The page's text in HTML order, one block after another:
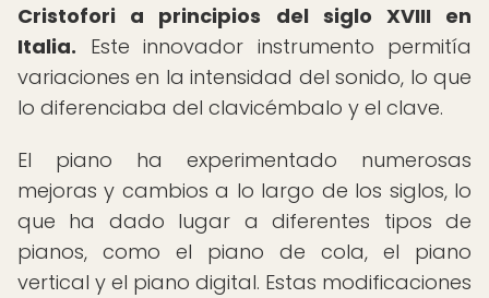
Cristofori a principios del siglo XVIII en
Italia. Este innovador instrumento permitía
variaciones en la intensidad del sonido, lo que
lo diferenciaba del clavicémbalo y el clave.
El piano ha experimentado numerosas
mejoras y cambios a lo largo de los siglos, lo
que ha dado lugar a diferentes tipos de
pianos, como el piano de cola, el piano
vertical y el piano digital. Estas modificaciones